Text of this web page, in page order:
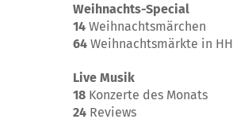
Weihnachts-Special
14 Weihnachtsmärchen
64 Weihnachtsmärkte in HH
Live Musik
18 Konzerte des Monats
24 Reviews